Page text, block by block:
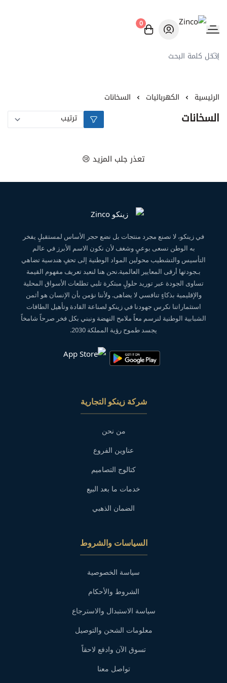
Zinco
0
الرئيسية الكهربائيات السخانات
السخانات
تعذر جلب المزيد 😢
في زينكو، لا نصنع مجرد منتجات بل نضع حجر الأساس لمستقبلٍ يفخر
به الوطن نسعى بوعيٍ وشغف لأن نكون الاسم الأبرز في عالم
التأسيس والتشطيب محولين المواد الوطنية إلى تحفٍ هندسية تضاهي
بـجودتها أرقى المعايير العالمية.نحن هنا لنعيد تعريف مفهوم القيمة
تساوى الجودة عبر توريد حلولٍ مبتكرة تلبي تطلعات الأسواق المحلية
والإقليمية بذكاءٍ تنافسي لا يضاهى. ولأننا نؤمن بأن الإنسان هو أثمن
استثماراتنا نكرس جهودنا في زينكو لصناعة القادة وتأهيل الطاقات
الشبابية الوطنية لنرسم معاً ملامح النهضة ونبني بكل فخر صرحاً شامخاً
يجسد طموح رؤية المملكة 2030.
شركة زينكو التجارية
من نحن
عناوين الفروع
كتالوج التصاميم
خدمات ما بعد البيع
الضمان الذهبي
السياسات والشروط
سياسة الخصوصية
الشروط والأحكام
سياسة الاستبدال والاسترجاع
معلومات الشحن والتوصيل
تسوق الآن وادفع لاحقاً
تواصل معنا